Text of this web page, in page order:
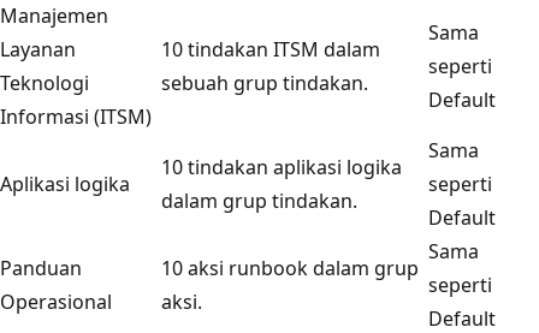
Manajemen
Layanan
Teknologi
Informasi (ITSM)
10 tindakan ITSM dalam
sebuah grup tindakan.
Sama
seperti
Default
Aplikasi logika
10 tindakan aplikasi logika
dalam grup tindakan.
Sama
seperti
Default
Panduan
Operasional
10 aksi runbook dalam grup
aksi.
Sama
seperti
Default